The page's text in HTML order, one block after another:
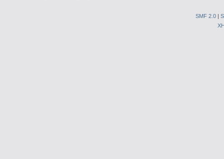
SMF 2.0 |